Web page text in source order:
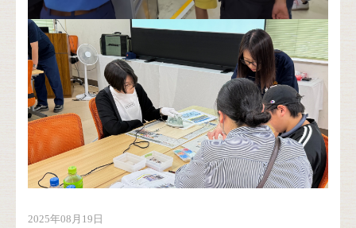
2025年08月19日